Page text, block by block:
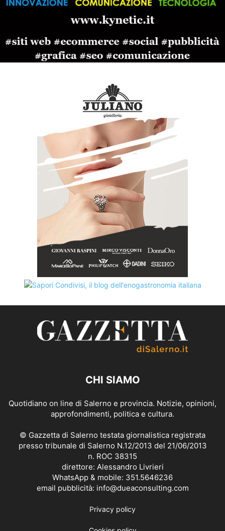
CHI SIAMO
Quotidiano on line di Salerno e provincia. Notizie, opinioni,
approfondimenti, politica e cultura.
© Gazzetta di Salerno testata giornalistica registrata
presso tribunale di Salerno N.12/2013 del 21/06/2013
n. ROC 38315
direttore: Alessandro Livrieri
WhatsApp & mobile: 351.5646236
email pubblicità: info@dueaconsulting.com
Privacy policy